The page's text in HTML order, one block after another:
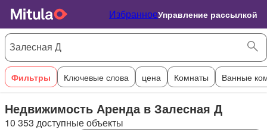
ИзбранноеУправление рассылкой
Фильтры Ключевые слова цена Комнаты Ванные
Недвижимость Аренда в Залесная Д
10 353 доступные объекты